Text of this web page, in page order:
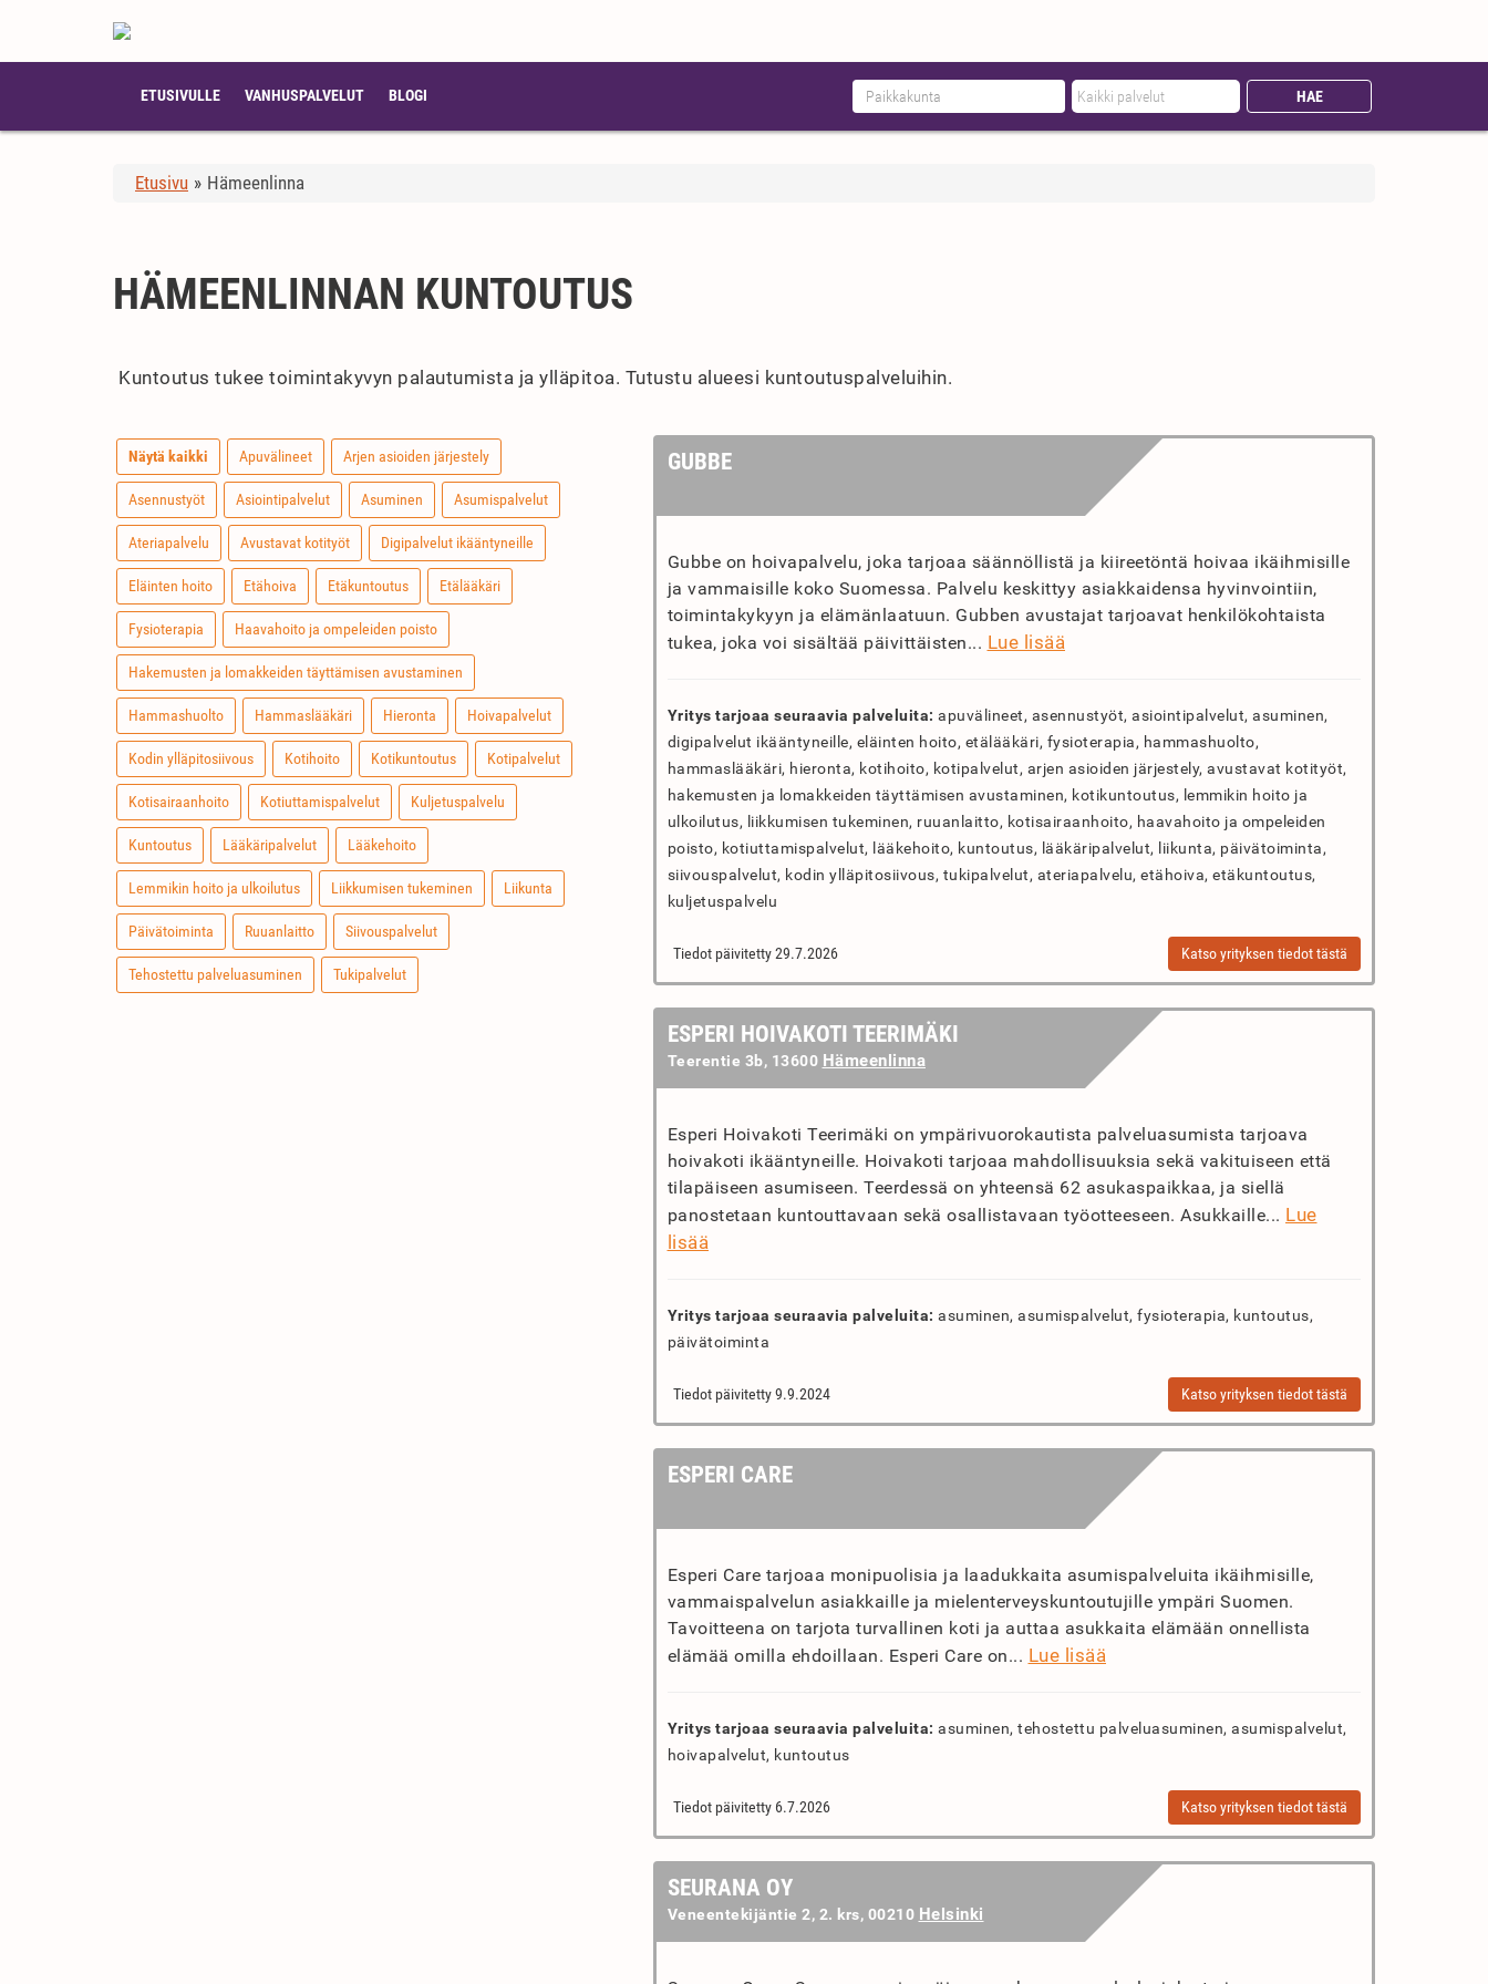
ETUSIVULLE VANHUSPALVELUT BLOGI
Etusivu » Hämeenlinna
HÄMEENLINNAN KUNTOUTUS
Kuntoutus tukee toimintakyvyn palautumista ja ylläpitoa. Tutustu alueesi kuntoutuspalveluihin.
Näytä kaikki Apuvälineet Arjen asioiden järjestely
Asennustyöt Asiointipalvelut Asuminen Asumispalvelut
Ateriapalvelu Avustavat kotityöt Digipalvelut ikääntyneille
Eläinten hoito Etähoiva Etäkuntoutus Etälääkäri
Fysioterapia Haavahoito ja ompeleiden poisto
Hakemusten ja lomakkeiden täyttämisen avustaminen
Hammashuolto Hammaslääkäri Hieronta Hoivapalvelut
Kodin ylläpitosiivous Kotihoito Kotikuntoutus Kotipalvelut
Kotisairaanhoito Kotiuttamispalvelut Kuljetuspalvelu
Kuntoutus Lääkäripalvelut Lääkehoito
Lemmikin hoito ja ulkoilutus Liikkumisen tukeminen Liikunta
Päivätoiminta Ruuanlaitto Siivouspalvelut
Tehostettu palveluasuminen Tukipalvelut
GUBBE
Gubbe on hoivapalvelu, joka tarjoaa säännöllistä ja kiireetöntä hoivaa ikäihmisille
ja vammaisille koko Suomessa. Palvelu keskittyy asiakkaidensa hyvinvointiin,
toimintakykyyn ja elämänlaatuun. Gubben avustajat tarjoavat henkilökohtaista
tukea, joka voi sisältää päivittäisten... Lue lisää
Yritys tarjoaa seuraavia palveluita: apuvälineet, asennustyöt, asiointipalvelut, asuminen,
digipalvelut ikääntyneille, eläinten hoito, etälääkäri, fysioterapia, hammashuolto,
hammaslääkäri, hieronta, kotihoito, kotipalvelut, arjen asioiden järjestely, avustavat kotityöt,
hakemusten ja lomakkeiden täyttämisen avustaminen, kotikuntoutus, lemmikin hoito ja
ulkoilutus, liikkumisen tukeminen, ruuanlaitto, kotisairaanhoito, haavahoito ja ompeleiden
poisto, kotiuttamispalvelut, lääkehoito, kuntoutus, lääkäripalvelut, liikunta, päivätoiminta,
siivouspalvelut, kodin ylläpitosiivous, tukipalvelut, ateriapalvelu, etähoiva, etäkuntoutus,
kuljetuspalvelu
Tiedot päivitetty 29.7.2026 Katso yrityksen tiedot tästä
ESPERI HOIVAKOTI TEERIMÄKI
Teerentie 3b, 13600 Hämeenlinna
Esperi Hoivakoti Teerimäki on ympärivuorokautista palveluasumista tarjoava
hoivakoti ikääntyneille. Hoivakoti tarjoaa mahdollisuuksia sekä vakituiseen että
tilapäiseen asumiseen. Teerdessä on yhteensä 62 asukaspaikkaa, ja siellä
panostetaan kuntouttavaan sekä osallistavaan työotteeseen. Asukkaille... Lue
lisää
Yritys tarjoaa seuraavia palveluita: asuminen, asumispalvelut, fysioterapia, kuntoutus,
päivätoiminta
Tiedot päivitetty 9.9.2024 Katso yrityksen tiedot tästä
ESPERI CARE
Esperi Care tarjoaa monipuolisia ja laadukkaita asumispalveluita ikäihmisille,
vammaispalvelun asiakkaille ja mielenterveyskuntoutujille ympäri Suomen.
Tavoitteena on tarjota turvallinen koti ja auttaa asukkaita elämään onnellista
elämää omilla ehdoillaan. Esperi Care on... Lue lisää
Yritys tarjoaa seuraavia palveluita: asuminen, tehostettu palveluasuminen, asumispalvelut,
hoivapalvelut, kuntoutus
Tiedot päivitetty 6.7.2026 Katso yrityksen tiedot tästä
SEURANA OY
Veneentekijäntie 2, 2. krs, 00210 Helsinki